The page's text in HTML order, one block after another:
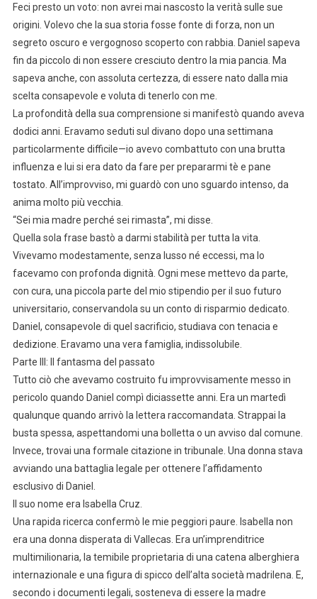
Feci presto un voto: non avrei mai nascosto la verità sulle sue
origini. Volevo che la sua storia fosse fonte di forza, non un
segreto oscuro e vergognoso scoperto con rabbia. Daniel sapeva
fin da piccolo di non essere cresciuto dentro la mia pancia. Ma
sapeva anche, con assoluta certezza, di essere nato dalla mia
scelta consapevole e voluta di tenerlo con me.
La profondità della sua comprensione si manifestò quando aveva
dodici anni. Eravamo seduti sul divano dopo una settimana
particolarmente difficile—io avevo combattuto con una brutta
influenza e lui si era dato da fare per prepararmi tè e pane
tostato. All’improvviso, mi guardò con uno sguardo intenso, da
anima molto più vecchia.
“Sei mia madre perché sei rimasta”, mi disse.
Quella sola frase bastò a darmi stabilità per tutta la vita.
Vivevamo modestamente, senza lusso né eccessi, ma lo
facevamo con profonda dignità. Ogni mese mettevo da parte,
con cura, una piccola parte del mio stipendio per il suo futuro
universitario, conservandola su un conto di risparmio dedicato.
Daniel, consapevole di quel sacrificio, studiava con tenacia e
dedizione. Eravamo una vera famiglia, indissolubile.
Parte III: Il fantasma del passato
Tutto ciò che avevamo costruito fu improvvisamente messo in
pericolo quando Daniel compì diciassette anni. Era un martedì
qualunque quando arrivò la lettera raccomandata. Strappai la
busta spessa, aspettandomi una bolletta o un avviso dal comune.
Invece, trovai una formale citazione in tribunale. Una donna stava
avviando una battaglia legale per ottenere l’affidamento
esclusivo di Daniel.
Il suo nome era Isabella Cruz.
Una rapida ricerca confermò le mie peggiori paure. Isabella non
era una donna disperata di Vallecas. Era un’imprenditrice
multimilionaria, la temibile proprietaria di una catena alberghiera
internazionale e una figura di spicco dell’alta società madrilena. E,
secondo i documenti legali, sosteneva di essere la madre